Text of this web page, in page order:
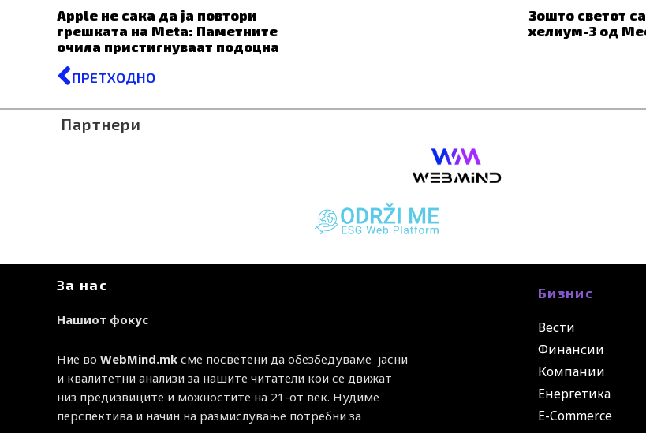
Apple не сака да ја повтори
грешката на Meta: Паметните
очила пристигнуваат подоцна
Зошто светот
хелиум-3 од
Prev
ПРЕТХОДНО
Партнери
За нас
Нашиот фокус
Ние во WebMind.mk сме посветени да обезбедуваме јасни
и квалитетни анализи за нашите читатели кои се движат
низ предизвиците и можностите на 21-от век. Нудиме
перспектива и начин на размислување потребни за
Бизнис
Вести
Финансии
Компании
Енергетика
E-Commerce